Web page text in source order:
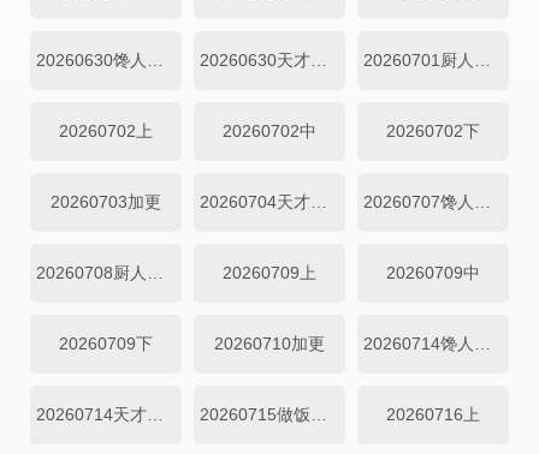
20260630天才厨房
20260702上 20260702中 20260702下
20260703加更 20260704天才厨房
20260709上 20260709中
20260709下 20260710加更
20260716上